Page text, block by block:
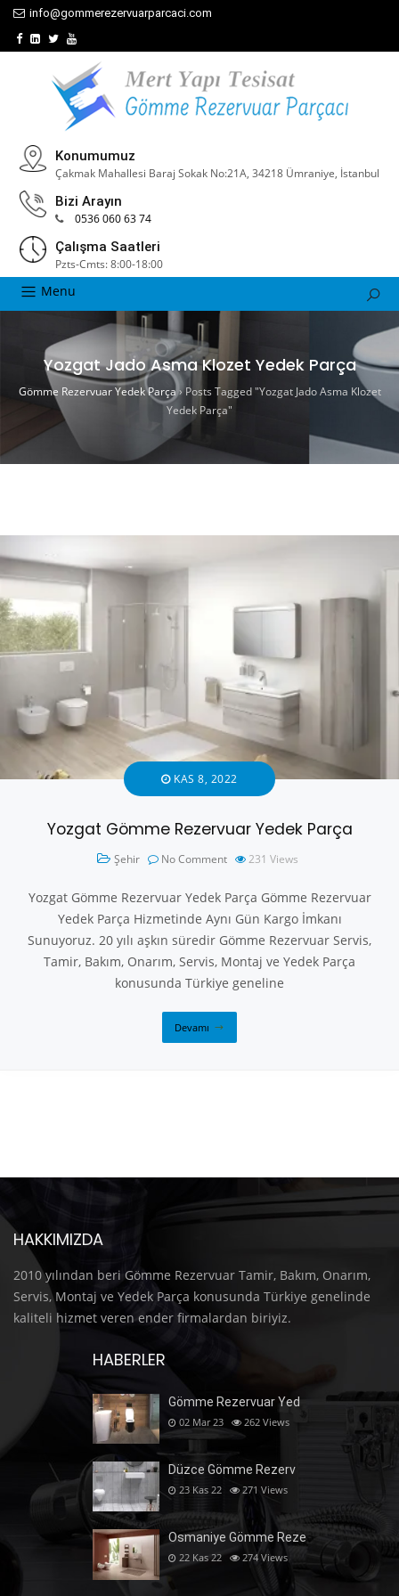
info@gommerezervuarparcaci.com
Konumumuz
Çakmak Mahallesi Baraj Sokak No:21A, 34218 Ümraniye, İstanbul
Bizi Arayın
0536 060 63 74
Çalışma Saatleri
Pzts-Cmts: 8:00-18:00
Menu
Yozgat Jado Asma Klozet Yedek Parça
Gömme Rezervuar Yedek Parça›Posts Tagged "Yozgat Jado Asma Klozet
Yedek Parça"
KAS 8, 2022
Yozgat Gömme Rezervuar Yedek Parça
Şehir No Comment 231 Views
Yozgat Gömme Rezervuar Yedek Parça Gömme Rezervuar
Yedek Parça Hizmetinde Aynı Gün Kargo İmkanı
Sunuyoruz. 20 yılı aşkın süredir Gömme Rezervuar Servis,
Tamir, Bakım, Onarım, Servis, Montaj ve Yedek Parça
konusunda Türkiye geneline
Devamı
HAKKIMIZDA
2010 yılından beri Gömme Rezervuar Tamir, Bakım, Onarım,
Servis, Montaj ve Yedek Parça konusunda Türkiye genelinde
kaliteli hizmet veren ender firmalardan biriyiz.
HABERLER
Gömme Rezervuar Yed
02 Mar 23 262 Views
Düzce Gömme Rezerv
23 Kas 22 271 Views
Osmaniye Gömme Reze
22 Kas 22 274 Views